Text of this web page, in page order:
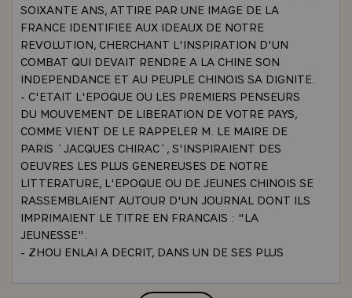
SOIXANTE ANS, ATTIRE PAR UNE IMAGE DE LA
FRANCE IDENTIFIEE AUX IDEAUX DE NOTRE
REVOLUTION, CHERCHANT L'INSPIRATION D'UN
COMBAT QUI DEVAIT RENDRE A LA CHINE SON
INDEPENDANCE ET AU PEUPLE CHINOIS SA DIGNITE.
- C'ETAIT L'EPOQUE OU LES PREMIERS PENSEURS
DU MOUVEMENT DE LIBERATION DE VOTRE PAYS,
COMME VIENT DE LE RAPPELER M. LE MAIRE DE
PARIS `JACQUES CHIRAC`, S'INSPIRAIENT DES
OEUVRES LES PLUS GENEREUSES DE NOTRE
LITTERATURE, L'EPOQUE OU DE JEUNES CHINOIS SE
RASSEMBLAIENT AUTOUR D'UN JOURNAL DONT ILS
IMPRIMAIENT LE TITRE EN FRANCAIS : "LA
JEUNESSE".
- ZHOU ENLAI A DECRIT, DANS UN DE SES PLUS